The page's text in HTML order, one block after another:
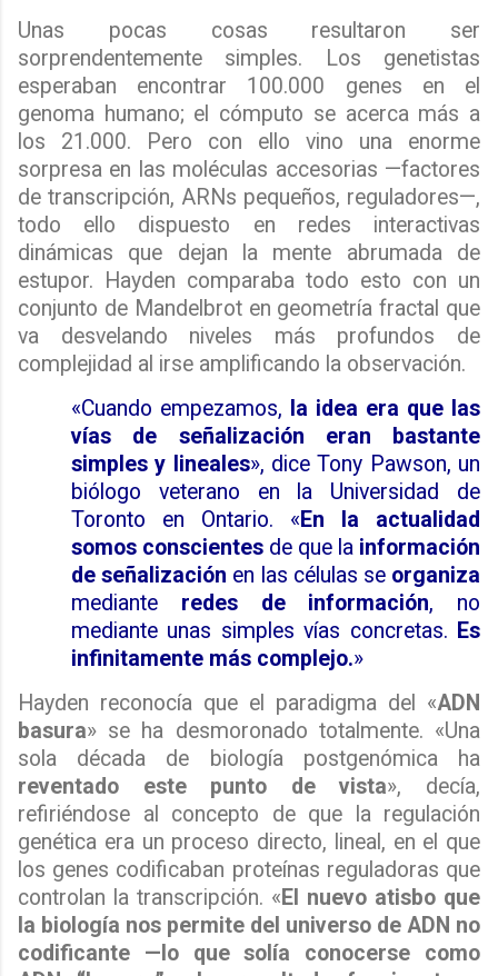
Unas pocas cosas resultaron ser
sorprendentemente simples. Los genetistas
esperaban encontrar 100.000 genes en el
genoma humano; el cómputo se acerca más a
los 21.000. Pero con ello vino una enorme
sorpresa en las moléculas accesorias —factores
de transcripción, ARNs pequeños, reguladores—,
todo ello dispuesto en redes interactivas
dinámicas que dejan la mente abrumada de
estupor. Hayden comparaba todo esto con un
conjunto de Mandelbrot en geometría fractal que
va desvelando niveles más profundos de
complejidad al irse amplificando la observación.
«Cuando empezamos, la idea era que las
vías de señalización eran bastante
simples y lineales», dice Tony Pawson, un
biólogo veterano en la Universidad de
Toronto en Ontario. «En la actualidad
somos conscientes de que la información
de señalización en las células se organiza
mediante redes de información, no
mediante unas simples vías concretas. Es
infinitamente más complejo.»
Hayden reconocía que el paradigma del «ADN
basura» se ha desmoronado totalmente. «Una
sola década de biología postgenómica ha
reventado este punto de vista», decía,
refiriéndose al concepto de que la regulación
genética era un proceso directo, lineal, en el que
los genes codificaban proteínas reguladoras que
controlan la transcripción. «El nuevo atisbo que
la biología nos permite del universo de ADN no
codificante —lo que solía conocerse como